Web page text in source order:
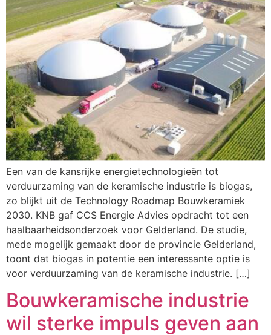
Een van de kansrijke energietechnologieën tot
verduurzaming van de keramische industrie is biogas,
zo blijkt uit de Technology Roadmap Bouwkeramiek
2030. KNB gaf CCS Energie Advies opdracht tot een
haalbaarheidsonderzoek voor Gelderland. De studie,
mede mogelijk gemaakt door de provincie Gelderland,
toont dat biogas in potentie een interessante optie is
voor verduurzaming van de keramische industrie. […]
Bouwkeramische industrie
wil sterke impuls geven aan